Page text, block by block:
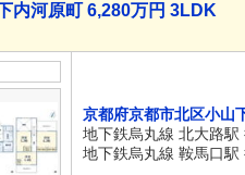
内河原町 6,280万円 3LDK
京都府京都市北区小山
地下鉄烏丸線 北大路駅
地下鉄烏丸線 鞍馬口駅